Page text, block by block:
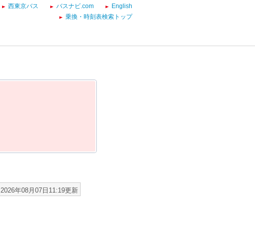
西東京バス バスナビ.com
English
乗換・時刻表検索トップ
2026年08月07日11:19更新